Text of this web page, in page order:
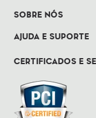
SOBRE NÓS
AJUDA E SUPORTE
CERTIFICADOS E